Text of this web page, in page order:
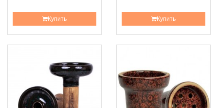
Купить Купить